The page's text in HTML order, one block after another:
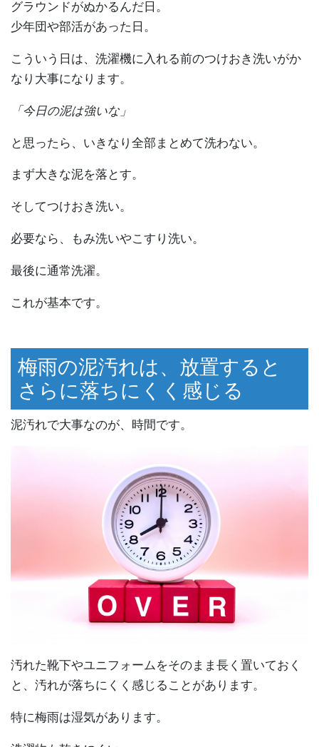
グラウンドがぬかるんだ日。
少年団や部活があった日。
こういう日は、洗濯機に入れる前のつけおき洗いがか
なり大事になります。
「今日の泥は強いな」
と思ったら、いきなり全部まとめて洗わない。
まず大きな泥を落とす。
そしてつけおき洗い。
必要なら、もみ洗いやこすり洗い。
最後に通常洗濯。
これが基本です。
梅雨の泥汚れは、放置すると
さらに落ちにくく感じる
泥汚れで大事なのが、時間です。
汚れた靴下やユニフォームをそのまま長く置いておく
と、汚れが落ちにくく感じることがあります。
特に梅雨は湿気があります。